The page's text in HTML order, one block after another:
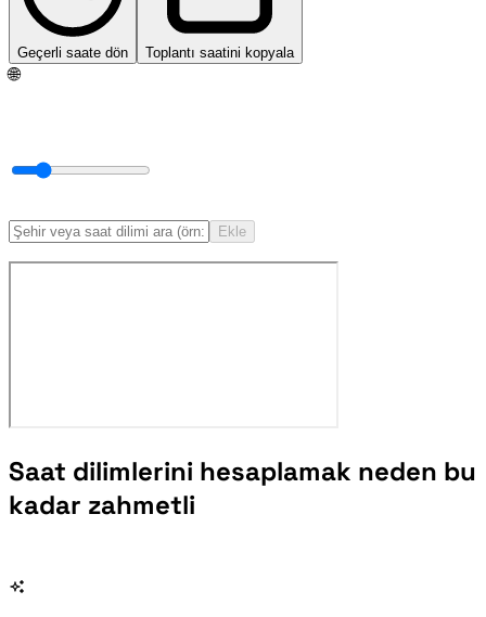
Geçerli saate dön Toplantı saatini kopyala
🌐
Ekle
Saat dilimlerini hesaplamak neden bu
kadar zahmetli